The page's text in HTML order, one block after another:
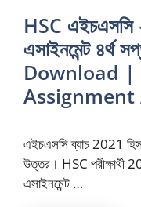
HSC এইচএসসি
এসাইনমেন্ট ৪র্থ
Download |
Assignment
এইচএসসি ব্যাচ 2021
উত্তর। HSC পরীক্ষার্থী
এসাইনমেন্ট …